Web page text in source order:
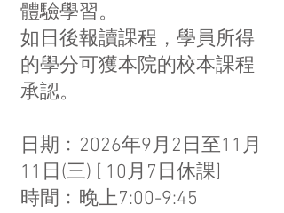
體驗學習。
如日後報讀課程，學員所得
的學分可獲本院的校本課程
承認。
日期﹕2026年9月2日至11月
11日(三) [ 10月7日休課]
時間﹕晚上7:00-9:45